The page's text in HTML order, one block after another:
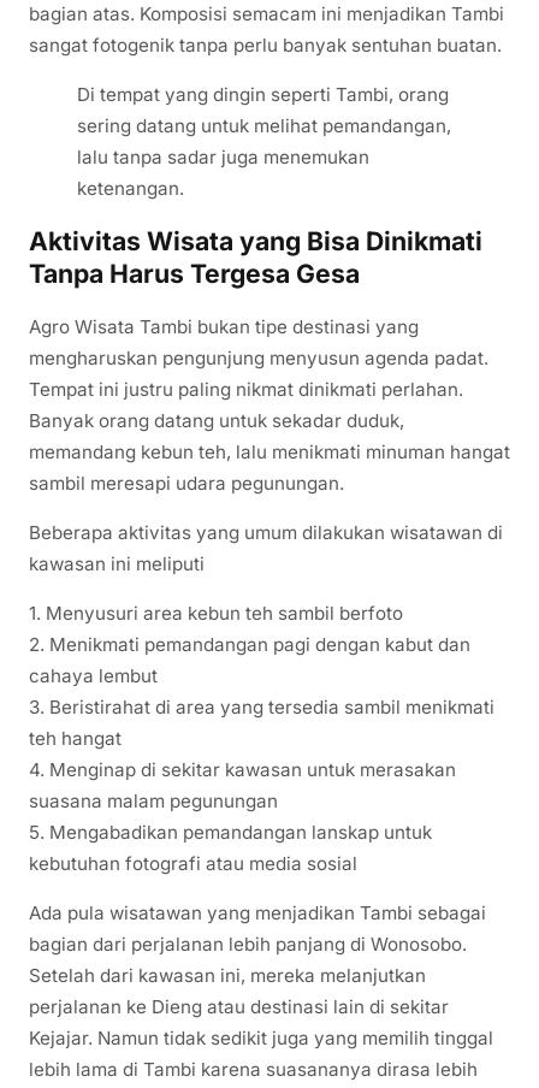
bagian atas. Komposisi semacam ini menjadikan Tambi
sangat fotogenik tanpa perlu banyak sentuhan buatan.
Di tempat yang dingin seperti Tambi, orang
sering datang untuk melihat pemandangan,
lalu tanpa sadar juga menemukan
ketenangan.
Aktivitas Wisata yang Bisa Dinikmati
Tanpa Harus Tergesa Gesa
Agro Wisata Tambi bukan tipe destinasi yang
mengharuskan pengunjung menyusun agenda padat.
Tempat ini justru paling nikmat dinikmati perlahan.
Banyak orang datang untuk sekadar duduk,
memandang kebun teh, lalu menikmati minuman hangat
sambil meresapi udara pegunungan.
Beberapa aktivitas yang umum dilakukan wisatawan di
kawasan ini meliputi
1. Menyusuri area kebun teh sambil berfoto
2. Menikmati pemandangan pagi dengan kabut dan
cahaya lembut
3. Beristirahat di area yang tersedia sambil menikmati
teh hangat
4. Menginap di sekitar kawasan untuk merasakan
suasana malam pegunungan
5. Mengabadikan pemandangan lanskap untuk
kebutuhan fotografi atau media sosial
Ada pula wisatawan yang menjadikan Tambi sebagai
bagian dari perjalanan lebih panjang di Wonosobo.
Setelah dari kawasan ini, mereka melanjutkan
perjalanan ke Dieng atau destinasi lain di sekitar
Kejajar. Namun tidak sedikit juga yang memilih tinggal
lebih lama di Tambi karena suasananya dirasa lebih